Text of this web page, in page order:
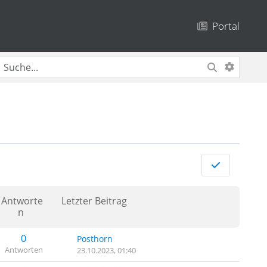
Portal
Antworte
n
Letzter Beitrag
0
Antworten
Posthorn
23.10.2023, 01:40